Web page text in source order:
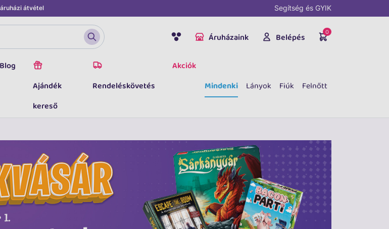
átvétel Segítség és GYIK
Áruházaink Belépés 0
Blog
Ajándék
kereső
Rendeléskövetés
Akciók
Mindenki
Lányok Fiúk Felnőtt